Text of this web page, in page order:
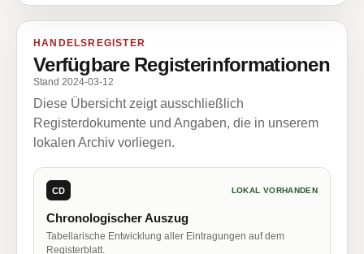
HANDELSREGISTER
Verfügbare Registerinformationen
Stand 2024-03-12
Diese Übersicht zeigt ausschließlich
Registerdokumente und Angaben, die in unserem
lokalen Archiv vorliegen.
CD LOKAL VORHANDEN
Chronologischer Auszug
Tabellarische Entwicklung aller Eintragungen auf dem
Registerblatt.